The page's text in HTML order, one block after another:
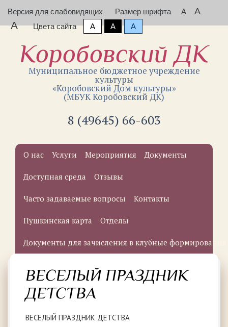
Версия для слабовидящих Размер шрифта A A
A Цвета сайта A A A
Коробовский ДК
Муниципальное бюджетное учреждение
культуры
«Коробовский Дом культуры»
(МБУК Коробовский ДК)
8 (49645) 66-603
О нас Услуги Мероприятия Документы
Доступная среда Отзывы
Часто задаваемые вопросы Контакты
Пушкинская карта Отделы
Документы для зачисления в клубные формирования
ВЕСЕЛЫЙ ПРАЗДНИК
ДЕТСТВА
ВЕСЕЛЫЙ ПРАЗДНИК ДЕТСТВА